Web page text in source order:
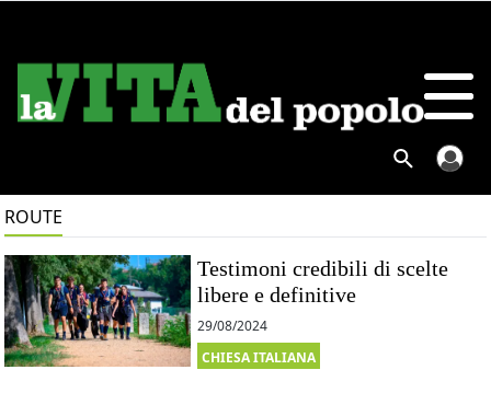
ROUTE
Testimoni credibili di scelte
libere e definitive
29/08/2024
CHIESA ITALIANA